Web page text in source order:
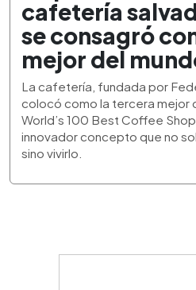
34
seconds
cafetería
se consagró
mejor del
La cafetería, fundada por
colocó como la tercera mejor
World’s 100 Best Coffee
innovador concepto que no
sino vivirlo.